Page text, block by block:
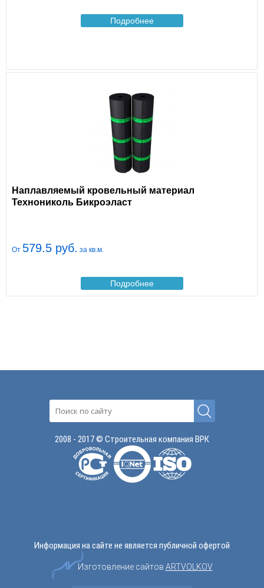
Подробнее
Наплавляемый кровельный материал
Технониколь Бикроэласт
От 579.5 руб. за кв.м.
Подробнее
2008 - 2017 © Строительная компания ВРК
Информация на сайте не является публичной офертой
Изготовление сайтов ARTVOLKOV